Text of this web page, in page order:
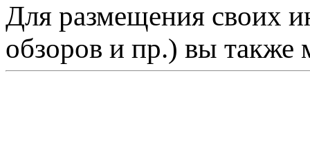
Для размещения своих
обзоров и пр.) вы также